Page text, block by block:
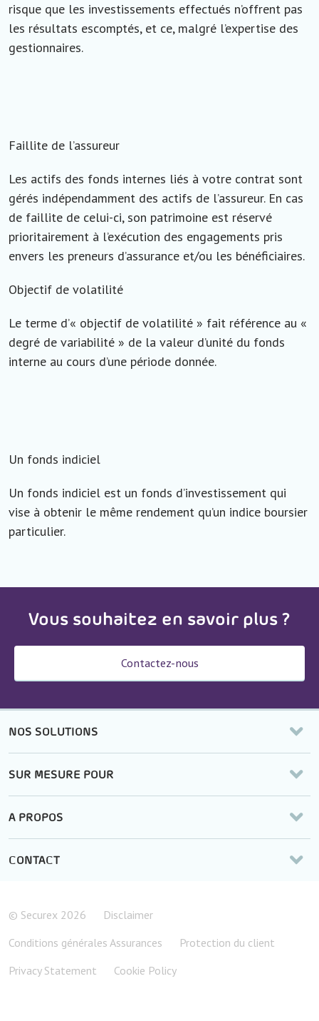
risque que les investissements effectués n’offrent pas
les résultats escomptés, et ce, malgré l’expertise des
gestionnaires.
Faillite de l’assureur
Les actifs des fonds internes liés à votre contrat sont
gérés indépendamment des actifs de l’assureur. En cas
de faillite de celui-ci, son patrimoine est réservé
prioritairement à l’exécution des engagements pris
envers les preneurs d’assurance et/ou les bénéficiaires.
Objectif de volatilité
Le terme d’« objectif de volatilité » fait référence au «
degré de variabilité » de la valeur d’unité du fonds
interne au cours d’une période donnée.
Un fonds indiciel
Un fonds indiciel est un fonds d’investissement qui
vise à obtenir le même rendement qu’un indice boursier
particulier.
Vous souhaitez en savoir plus ?
Contactez-nous
NOS SOLUTIONS
SUR MESURE POUR
A PROPOS
CONTACT
© Securex 2026
Disclaimer
Conditions générales Assurances
Protection du client
Privacy Statement
Cookie Policy